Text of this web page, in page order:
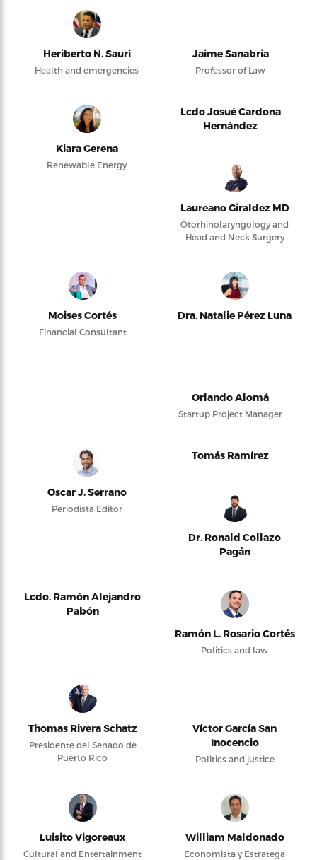
Heriberto N. Saurí
Health and emergencies
Jaime Sanabria
Professor of Law
Kiara Gerena
Renewable Energy
Lcdo Josué Cardona
Hernández
Laureano Giraldez MD
Otorhinolaryngology and
Head and Neck Surgery
Moises Cortés
Financial Consultant
Dra. Natalie Pérez Luna
Orlando Alomá
Startup Project Manager
Oscar J. Serrano
Periodista Editor
Tomás Ramírez
Dr. Ronald Collazo
Pagán
Lcdo. Ramón Alejandro
Pabón
Ramón L. Rosario Cortés
Politics and law
Thomas Rivera Schatz
Presidente del Senado de
Puerto Rico
Víctor García San
Inocencio
Politics and justice
Luisito Vigoreaux
Cultural and Entertainment
William Maldonado
Economista y Estratega